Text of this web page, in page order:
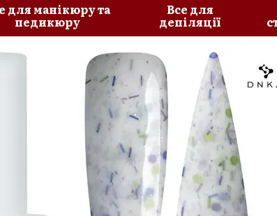
для манікюру та
педикюру
Все для
депіляції